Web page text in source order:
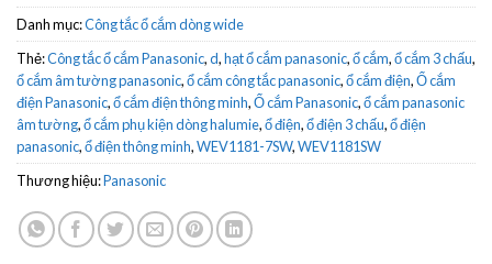
Danh mục:Công tắc ổ cắm dòng wide
Thẻ:Công tắc ổ cắm Panasonic,d,hạt ổ cắm panasonic,ổ cắm,ổ cắm 3 chấu,
ổ cắm âm tường panasonic,ổ cắm công tắc panasonic,ổ cắm điện,Ổ cắm
điện Panasonic,ổ cắm điện thông minh,Ổ cắm Panasonic,ổ cắm panasonic
âm tường,ổ cắm phụ kiện dòng halumie,ổ điện,ổ điện 3 chấu,ổ điện
panasonic,ổ điện thông minh,WEV1181-7SW,WEV1181SW
Thương hiệu:Panasonic